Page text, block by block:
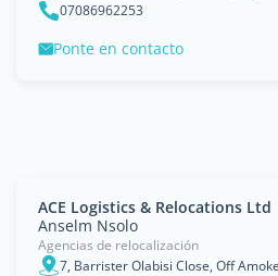
07086962253
Ponte en contacto
ACE Logistics & Relocations Ltd
Anselm Nsolo
Agencias de relocalización